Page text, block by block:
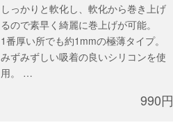
しっかりと軟化し、軟化から巻き上げ
るので素早く綺麗に巻上げが可能。
1番厚い所でも約1mmの極薄タイプ。
みずみずしい吸着の良いシリコンを使
用。
990円